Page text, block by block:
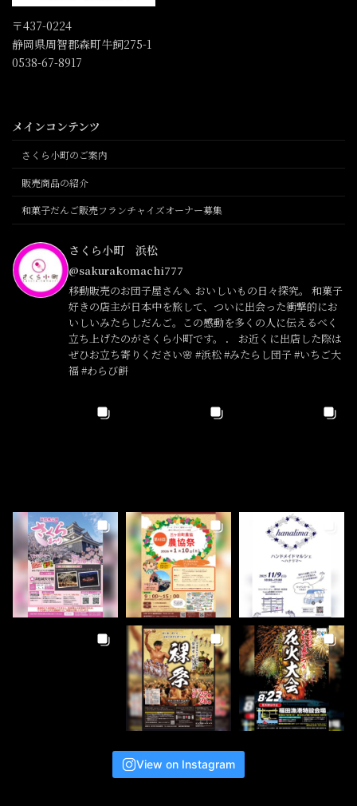
〒437-0224
静岡県周智郡森町牛飼275-1
0538-67-8917
メインコンテンツ
さくら小町のご案内
販売商品の紹介
和菓子だんご販売フランチャイズオーナー募集
さくら小町 浜松
@sakurakomachi777
移動販売のお団子屋さん🍡 おいしいもの日々探究。 和菓子
好きの店主が日本中を旅して、ついに出会った衝撃的にお
いしいみたらしだんご。この感動を多くの人に伝えるべく
立ち上げたのがさくら小町です。 ． お近くに出店した際は
ぜひお立ち寄りください🌸 #浜松 #みたらし団子 #いちご大
福 #わらび餅
View on Instagram